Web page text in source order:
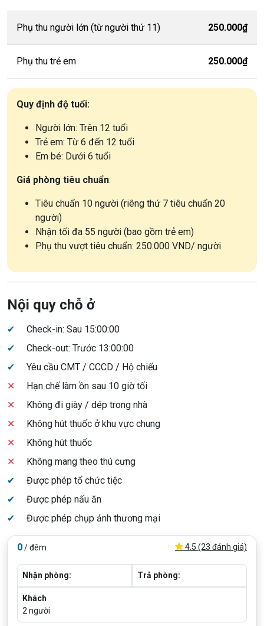
Phụ thu người lớn (từ người thứ 11) 250.000₫
Phụ thu trẻ em 250.000₫
Quy định độ tuổi:
Người lớn: Trên 12 tuổi
Trẻ em: Từ 6 đến 12 tuổi
Em bé: Dưới 6 tuổi
Giá phòng tiêu chuẩn:
Tiêu chuẩn 10 người (riêng thứ 7 tiêu chuẩn 20
người)
Nhận tối đa 55 người (bao gồm trẻ em)
Phụ thu vượt tiêu chuẩn: 250.000 VND/ người
Nội quy chỗ ở
✔
Check-in: Sau 15:00:00
✔
Check-out: Trước 13:00:00
✔
Yêu cầu CMT / CCCD / Hộ chiếu
✕
Hạn chế làm ồn sau 10 giờ tối
✕
Không đi giày / dép trong nhà
✕
Không hút thuốc ở khu vực chung
✕
Không hút thuốc
✕
Không mang theo thú cưng
✔
Được phép tổ chức tiệc
✔
Được phép nấu ăn
✔
Được phép chụp ảnh thương mại
0/ đêm 4.5 (23 đánh giá)
Nhận phòng: Trả phòng:
Khách
2 người